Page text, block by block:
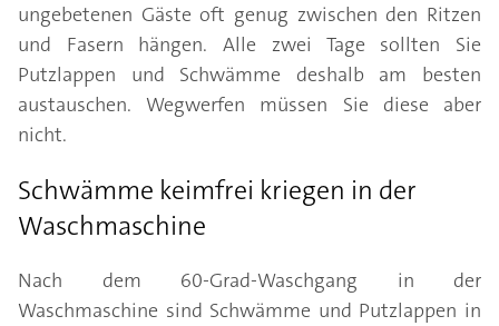
ungebetenen Gäste oft genug zwischen den Ritzen
und Fasern hängen. Alle zwei Tage sollten Sie
Putzlappen und Schwämme deshalb am besten
austauschen. Wegwerfen müssen Sie diese aber
nicht.
Schwämme keimfrei kriegen in der
Waschmaschine
Nach dem 60-Grad-Waschgang in der
Waschmaschine sind Schwämme und Putzlappen in